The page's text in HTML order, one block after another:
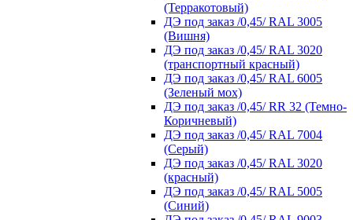
(Терракотовый)
ДЭ под заказ /0,45/ RAL 3005
(Вишня)
ДЭ под заказ /0,45/ RAL 3020
(транспортный красный)
ДЭ под заказ /0,45/ RAL 6005
(Зеленый мох)
ДЭ под заказ /0,45/ RR 32 (Темно-
Коричневый)
ДЭ под заказ /0,45/ RAL 7004
(Серый)
ДЭ под заказ /0,45/ RAL 3020
(красный)
ДЭ под заказ /0,45/ RAL 5005
(Синий)